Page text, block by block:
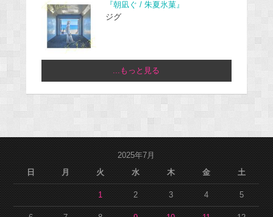
『朝凪ぐ / 朱夏氷菓』
ジグ
...もっと見る
2025年7月
日
月 火 水 木 金 土
1 2 3 4 5